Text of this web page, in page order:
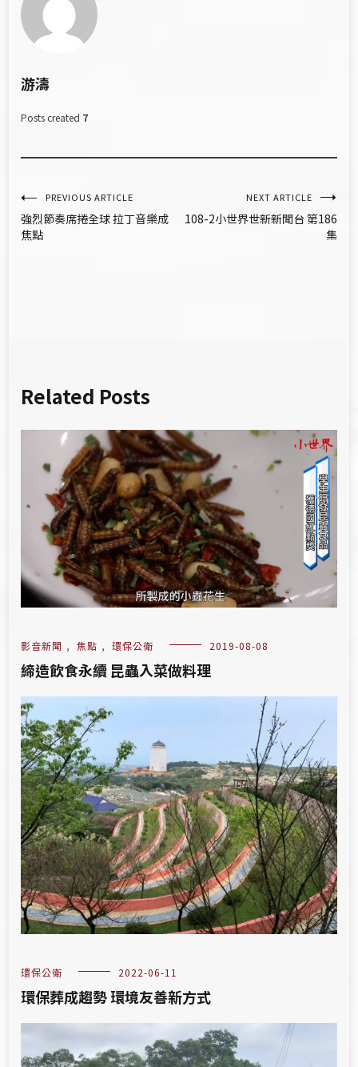
游濤
Posts created 7
文
章
PREVIOUS ARTICLE
強烈節奏席捲全球 拉丁音樂成
焦點
NEXT ARTICLE
108-2小世界世新新聞台 第186
集
Related Posts
影音新聞 , 焦點 , 環保公衛 2019-08-08
締造飲食永續 昆蟲入菜做料理
環保公衛 2022-06-11
環保葬成趨勢 環境友善新方式